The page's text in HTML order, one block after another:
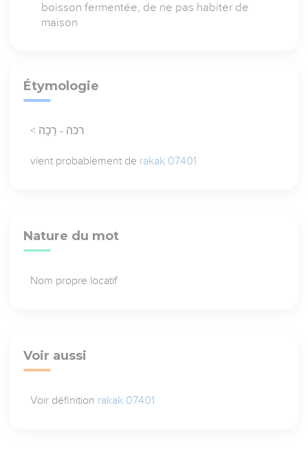
boisson fermentée, de ne pas habiter de
maison
Étymologie
< רכה - רֵכָה
vient probablement de rakak 07401
Nature du mot
Nom propre locatif
Voir aussi
Voir définition rakak 07401